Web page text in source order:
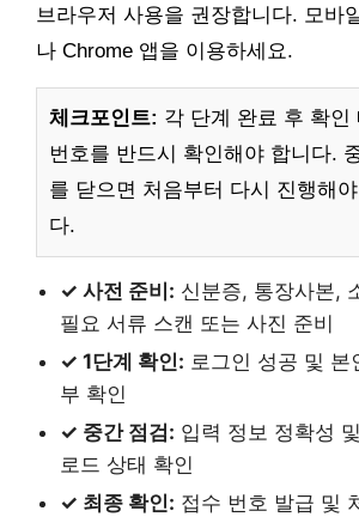
브라우저 사용을 권장합니다. 모바
나 Chrome 앱을 이용하세요.
체크포인트: 각 단계 완료 후 확인
번호를 반드시 확인해야 합니다.
를 닫으면 처음부터 다시 진행해
다.
✓ 사전 준비: 신분증, 통장사본,
필요 서류 스캔 또는 사진 준비
✓ 1단계 확인: 로그인 성공 및 본
부 확인
✓ 중간 점검: 입력 정보 정확성
로드 상태 확인
✓ 최종 확인: 접수 번호 발급 및